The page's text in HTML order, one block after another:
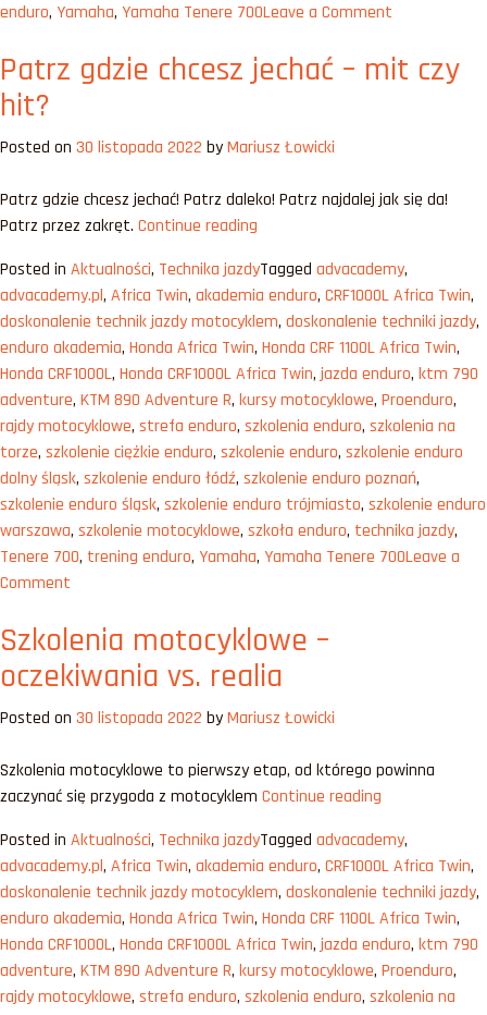
enduro, Yamaha, Yamaha Tenere 700Leave a Comment
Adventure
Patrz gdzie chcesz jechać – mit czy
hit?
Posted on 30 listopada 2022 byMariusz Łowicki
Patrz gdzie chcesz jechać! Patrz daleko! Patrz najdalej jak się da!
Patrz przez zakręt. Continue reading
chcesz
jechać
–
mit
czy
hit?”
Posted in Aktualności, Technika jazdyTagged advacademy,
advacademy.pl, Africa Twin, akademia enduro, CRF1000L Africa Twin,
doskonalenie technik jazdy motocyklem, doskonalenie techniki jazdy,
enduro akademia, Honda Africa Twin, Honda CRF 1100L Africa Twin,
Honda CRF1000L, Honda CRF1000L Africa Twin,jazda enduro, ktm 790
adventure, KTM 890 Adventure R, kursy motocyklowe, Proenduro,
rajdy motocyklowe, strefa enduro, szkolenia enduro, szkolenia na
torze, szkolenie ciężkie enduro, szkolenie enduro, szkolenie enduro
dolny śląsk, szkolenie enduro łódź, szkolenie enduro poznań,
szkolenie enduro śląsk, szkolenie enduro trójmiasto, szkolenie enduro
warszawa, szkolenie motocyklowe, szkoła enduro, technika jazdy,
Tenere 700, trening enduro, Yamaha, Yamaha Tenere 700Leave a
Comment
gdzie
chcesz
jechać
–
czy
hit?
Szkolenia motocyklowe –
oczekiwania vs. realia
Posted on 30 listopada 2022 byMariusz Łowicki
Szkolenia motocyklowe to pierwszy etap, od którego powinna
zaczynać się przygoda z motocyklem Continue reading
–
oczekiwania
vs.
realia”
Posted in Aktualności, Technika jazdyTagged advacademy,
advacademy.pl, Africa Twin, akademia enduro, CRF1000L Africa Twin,
doskonalenie technik jazdy motocyklem, doskonalenie techniki jazdy,
enduro akademia, Honda Africa Twin, Honda CRF 1100L Africa Twin,
Honda CRF1000L, Honda CRF1000L Africa Twin,jazda enduro, ktm 790
adventure, KTM 890 Adventure R, kursy motocyklowe, Proenduro,
rajdy motocyklowe, strefa enduro, szkolenia enduro, szkolenia na